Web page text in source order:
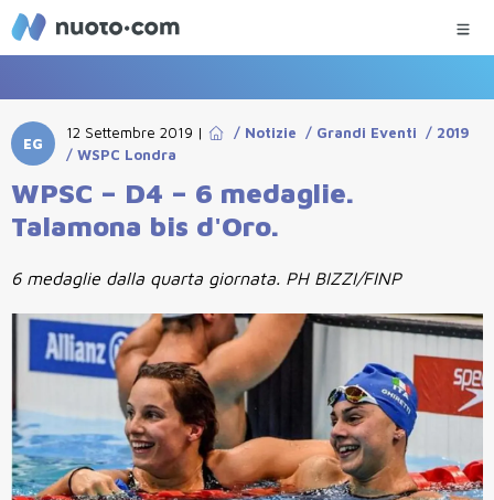
EG
12 Settembre 2019 | / Notizie / Grandi Eventi / 2019
/ WSPC Londra
WPSC – D4 – 6 medaglie.
Talamona bis d'Oro.
6 medaglie dalla quarta giornata. PH BIZZI/FINP